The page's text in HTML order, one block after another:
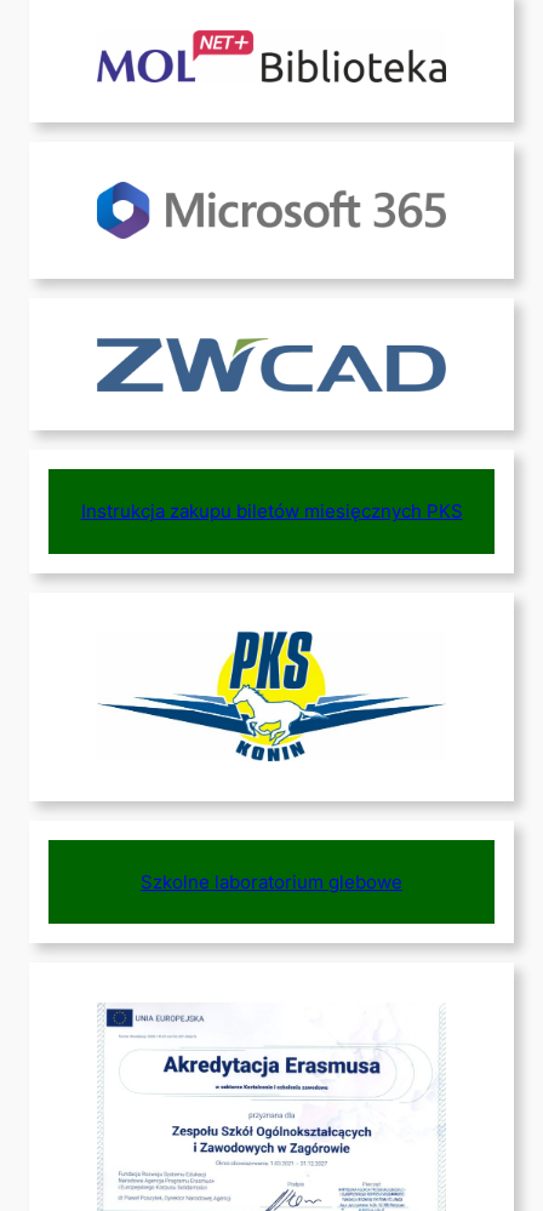
Instrukcja zakupu biletów miesięcznych PKS
Szkolne laboratorium glebowe